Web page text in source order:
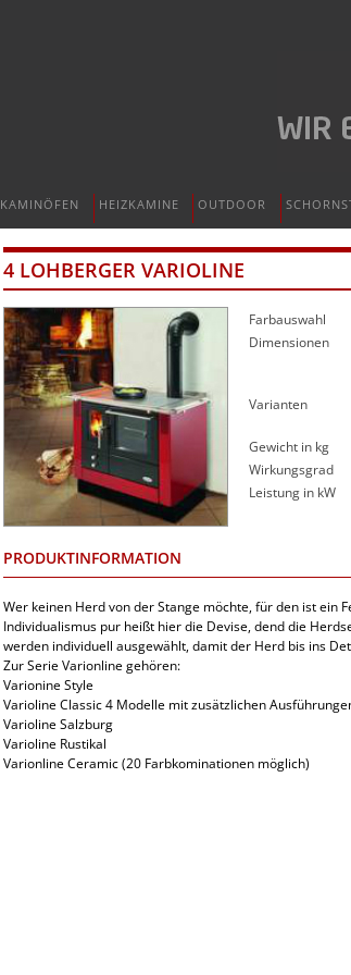
KAMINÖFEN HEIZKAMINE OUTDOOR
4 LOHBERGER VARIOLINE
Farbauswahl
Dimensionen
Varianten
Gewicht in kg
Wirkungsgrad
Leistung in kW
PRODUKTINFORMATION
Wer keinen Herd von der Stange möchte, für den ist ein
Individualismus pur heißt hier die Devise, dend die
werden individuell ausgewählt, damit der Herd bis ins
Zur Serie Varionline gehören:
Varionine Style
Varioline Classic 4 Modelle mit zusätzlichen
Varioline Salzburg
Varioline Rustikal
Varionline Ceramic (20 Farbkominationen möglich)